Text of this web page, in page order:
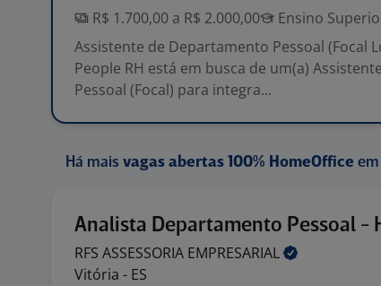
R$ 1.700,00 a R$ 2.000,00
Ensino
Assistente de Departamento Pessoal (Focal
People RH está em busca de um(a)
Pessoal (Focal) para integra...
Há mais vagas abertas 100% HomeOffice
Analista Departamento Pessoal -
RFS ASSESSORIA EMPRESARIAL
Vitória - ES